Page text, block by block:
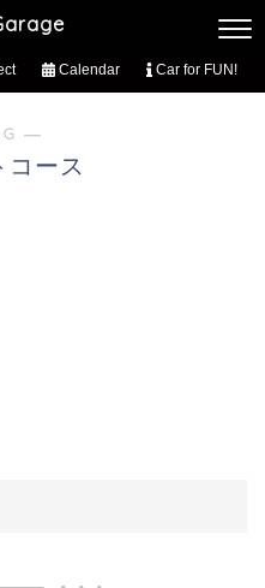
Calendar Car for FUN!
―
コース